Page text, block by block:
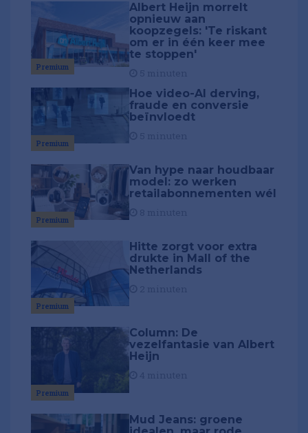
Premium
Albert Heijn morrelt
opnieuw aan
koopzegels: 'Te riskant
om er in één keer mee
te stoppen'
Premium
Hoe video-AI derving,
fraude en conversie
beïnvloedt
Premium
Van hype naar houdbaar
model: zo werken
retailabonnementen wél
Premium
Hitte zorgt voor extra
drukte in Mall of the
Netherlands
Premium
Column: De
vezelfantasie van Albert
Heijn
Mud Jeans: groene